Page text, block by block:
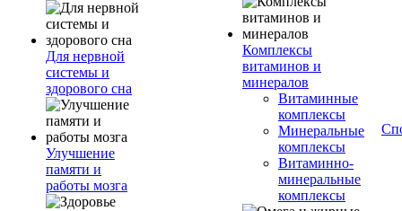
Для нервной
системы и
здорового сна
Улучшение
памяти и
работы мозга
Комплексы
витаминов и
минералов
Витаминные
комплексы
Минеральные
комплексы
Витаминно-
минеральные
комплексы